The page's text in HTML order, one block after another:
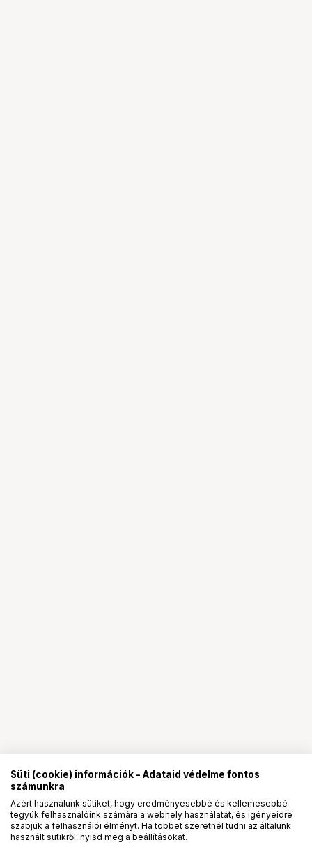
PROpartnerségek
Süti (cookie) információk - Adataid védelme fontos
számunkra
Azért használunk sütiket, hogy eredményesebbé és kellemesebbé
tegyük felhasználóink számára a webhely használatát, és igényeidre
szabjuk a felhasználói élményt. Ha többet szeretnél tudni az általunk
használt sütikről, nyisd meg a beállításokat.